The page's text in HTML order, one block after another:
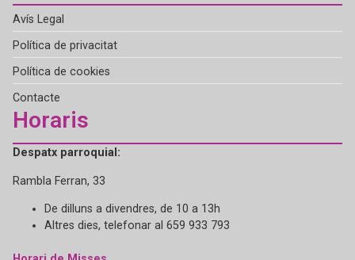
Avís Legal
Política de privacitat
Política de cookies
Contacte
Horaris
Despatx parroquial:
Rambla Ferran, 33
De dilluns a divendres, de 10 a 13h
Altres dies, telefonar al 659 933 793